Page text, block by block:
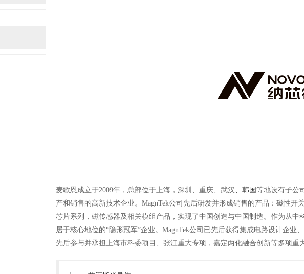
麦歌恩成立于2009年，总部位于上海，深圳、重庆、武汉 、韩国 等地设有子公
产和销售的高新技术企业。MagnTek公司先后研发并形成销售的产品：磁性
芯片系列，磁传感器及相关模组产品，实现了中国创造与中国制造。作为从
居于核心地位的“隐形冠军”企业。MagnTek公司已先后获得集成电路设计企
先后参与并承担上海市科委项目、张江重大专项，嘉定两化融合创新等多项重